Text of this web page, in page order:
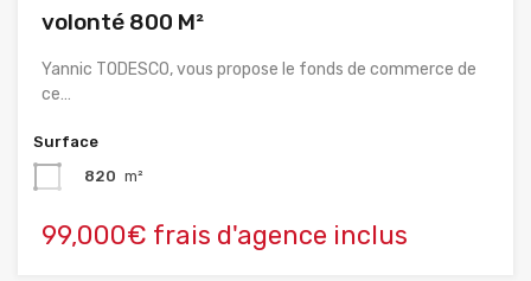
volonté 800 M²
Yannic TODESCO, vous propose le fonds de commerce de
ce…
Surface
820 m²
99,000€ frais d'agence inclus